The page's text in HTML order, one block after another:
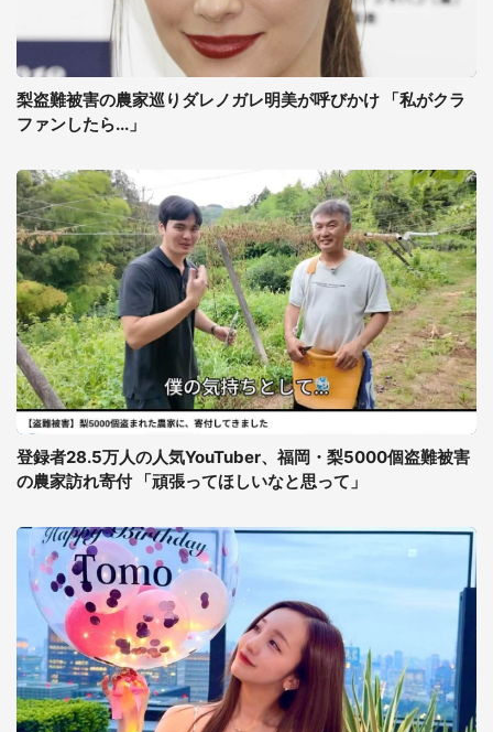
梨盗難被害の農家巡りダレノガレ明美が呼びかけ 「私がクラ
ファンしたら...」
登録者28.5万人の人気YouTuber、福岡・梨5000個盗難被害
の農家訪れ寄付 「頑張ってほしいなと思って」